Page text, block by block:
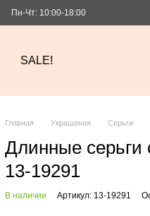
Пн-Чт: 10:00-18:00
SALE!
Главная Украшения Серьги
Длинные серьги
13-19291
В наличии Артикул: 13-19291